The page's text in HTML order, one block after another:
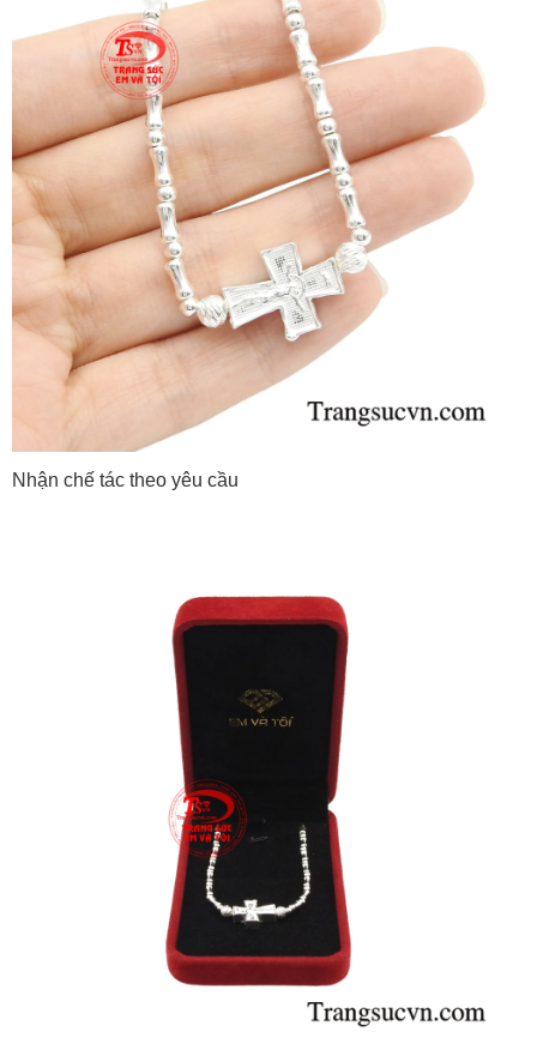
Nhận chế tác theo yêu cầu